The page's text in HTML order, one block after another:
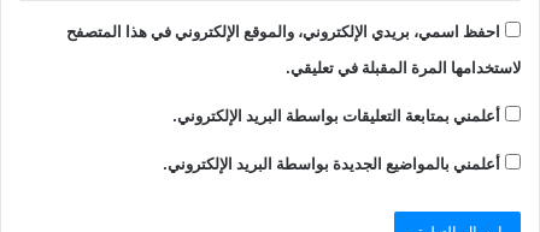
احفظ اسمي، بريدي الإلكتروني، والموقع الإلكتروني في هذا المتصفح
لاستخدامها المرة المقبلة في تعليقي.
أعلمني بمتابعة التعليقات بواسطة البريد الإلكتروني.
أعلمني بالمواضيع الجديدة بواسطة البريد الإلكتروني.